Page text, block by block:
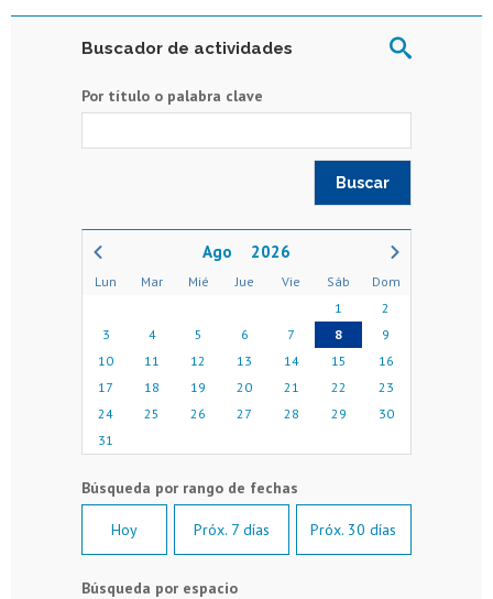
Buscador de actividades
Por título o palabra clave
2026
Lun Mar Mié Jue Vie Sáb
Dom
1
2
3
4 5 6 7 8
9
10
11 12 13 14 15
16
17
18 19 20 21 22
23
24
25 26 27 28 29
30
31
Hoy Próx. 7 días Próx. 30 días
Búsqueda por espacio